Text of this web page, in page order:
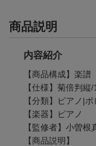
商品説明
内容紹介
【商品構成】楽譜
【仕様】菊倍判縦
【分類】ピアノ|
【楽器】ピアノ
【監修者】小曽根
【商品説明】